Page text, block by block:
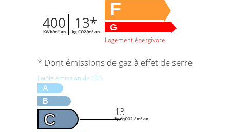
400
KWh/m².an 13*
kg CO2/m².an
F
G
Logement énergivore
* Dont émissions de gaz à effet de serre
Faible émission de GES
A
B
C 13
KgéqCO2 / m².an